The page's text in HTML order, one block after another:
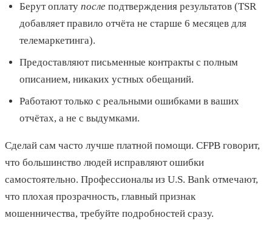
Берут оплату после подтверждения результатов (TSR
добавляет правило отчёта не старше 6 месяцев для
телемаркетинга).
Предоставляют письменные контракты с полным
описанием, никаких устных обещаний.
Работают только с реальными ошибками в ваших
отчётах, а не с выдумками.
Сделай сам часто лучше платной помощи. CFPB говорит,
что большинство людей исправляют ошибки
самостоятельно. Профессионалы из U.S. Bank отмечают,
что плохая прозрачность, главный признак
мошенничества, требуйте подробностей сразу.